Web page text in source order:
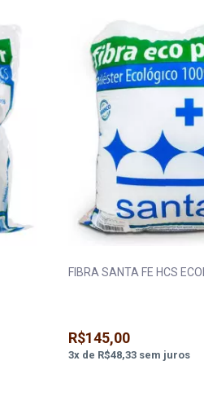
FIBRA SANTA FE HCS
R$145,00
3xde R$48,33sem juros